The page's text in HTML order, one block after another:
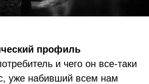
профиль
и чего он все-таки
уже набивший всем нам